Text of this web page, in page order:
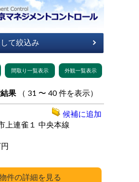
果 （ 31 〜 40 件を表示）
詳細
上連雀１ 中央本線
候補に追加